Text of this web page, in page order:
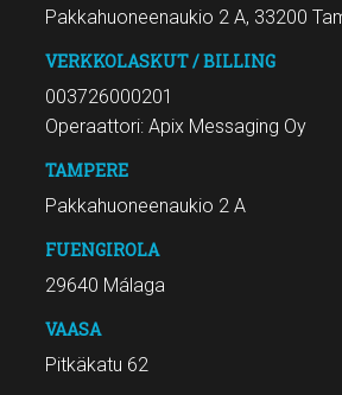
Pakkahuoneenaukio 2 A, 33200
VERKKOLASKUT / BILLING
003726000201
Operaattori: Apix Messaging Oy
TAMPERE
Pakkahuoneenaukio 2 A
FUENGIROLA
29640 Málaga
VAASA
Pitkäkatu 62